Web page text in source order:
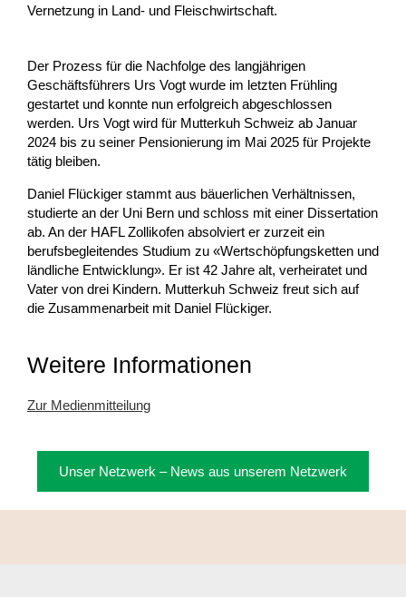
Vernetzung in Land- und Fleischwirtschaft.
Der Prozess für die Nachfolge des langjährigen
Geschäftsführers Urs Vogt wurde im letzten Frühling
gestartet und konnte nun erfolgreich abgeschlossen
werden. Urs Vogt wird für Mutterkuh Schweiz ab Januar
2024 bis zu seiner Pensionierung im Mai 2025 für Projekte
tätig bleiben.
Daniel Flückiger stammt aus bäuerlichen Verhältnissen,
studierte an der Uni Bern und schloss mit einer Dissertation
ab. An der HAFL Zollikofen absolviert er zurzeit ein
berufsbegleitendes Studium zu «Wertschöpfungsketten und
ländliche Entwicklung». Er ist 42 Jahre alt, verheiratet und
Vater von drei Kindern. Mutterkuh Schweiz freut sich auf
die Zusammenarbeit mit Daniel Flückiger.
Weitere Informationen
Zur Medienmitteilung
Unser Netzwerk – News aus unserem Netzwerk